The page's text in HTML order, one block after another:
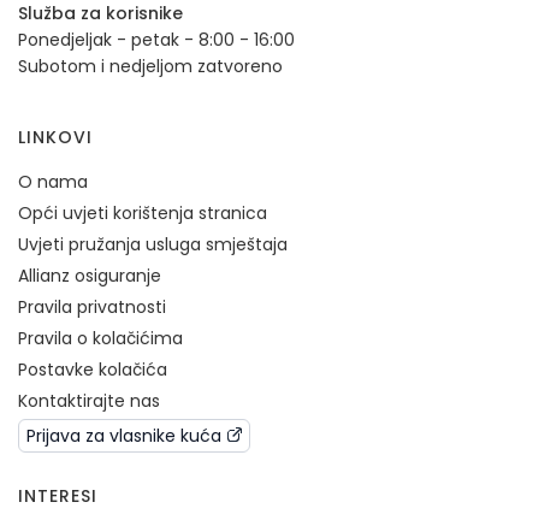
Služba za korisnike
Ponedjeljak - petak - 8:00 - 16:00
Subotom i nedjeljom zatvoreno
LINKOVI
O nama
Opći uvjeti korištenja stranica
Uvjeti pružanja usluga smještaja
Allianz osiguranje
Pravila privatnosti
Pravila o kolačićima
Postavke kolačića
Kontaktirajte nas
Prijava za vlasnike kuća
INTERESI